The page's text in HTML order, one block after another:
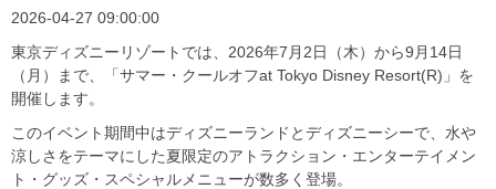
2026-04-27 09:00:00
東京ディズニーリゾートでは、2026年7月2日（木）から9月14日
（月）まで、「サマー・クールオフat Tokyo Disney Resort(R)」を
開催します。
このイベント期間中はディズニーランドとディズニーシーで、水や
涼しさをテーマにした夏限定のアトラクション・エンターテイメン
ト・グッズ・スペシャルメニューが数多く登場。